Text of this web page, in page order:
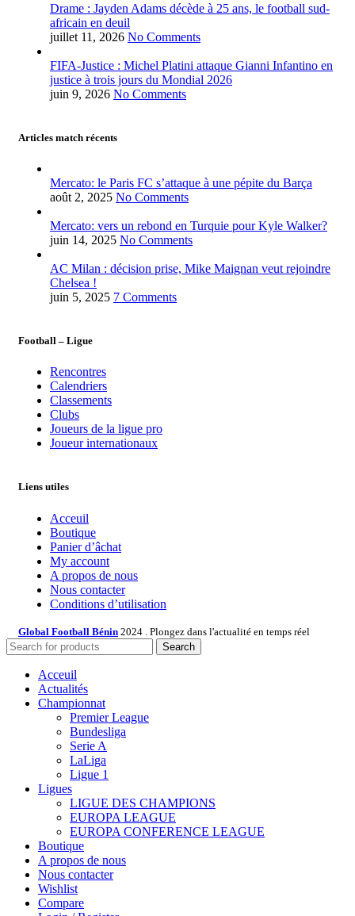
Drame : Jayden Adams décède à 25 ans, le football sud-
africain en deuil
juillet 11, 2026 No Comments
FIFA-Justice : Michel Platini attaque Gianni Infantino en
justice à trois jours du Mondial 2026
juin 9, 2026 No Comments
Articles match récents
Mercato: le Paris FC s’attaque à une pépite du Barça
août 2, 2025 No Comments
Mercato: vers un rebond en Turquie pour Kyle Walker?
juin 14, 2025 No Comments
AC Milan : décision prise, Mike Maignan veut rejoindre
Chelsea !
juin 5, 2025 7 Comments
Football – Ligue
Rencontres
Calendriers
Classements
Clubs
Joueurs de la ligue pro
Joueur internationaux
Liens utiles
Acceuil
Boutique
Panier d’âchat
My account
A propos de nous
Nous contacter
Conditions d’utilisation
Global Football Bénin 2024 . Plongez dans l'actualité en temps réel
Search
Acceuil
Actualités
Championnat
Premier League
Bundesliga
Serie A
LaLiga
Ligue 1
Ligues
LIGUE DES CHAMPIONS
EUROPA LEAGUE
EUROPA CONFERENCE LEAGUE
Boutique
A propos de nous
Nous contacter
Wishlist
Compare